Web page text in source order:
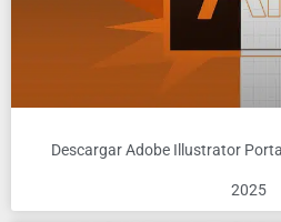
Descargar Adobe Illustrator
2025